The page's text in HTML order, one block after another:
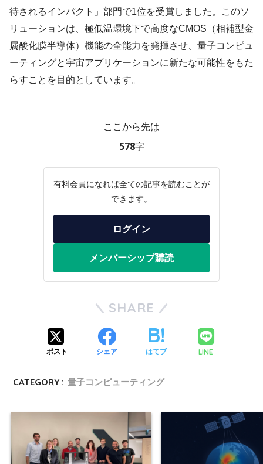
待されるインパクト」部門で1位を受賞しました。このソ
リューションは、極低温環境下で高度なCMOS（相補型金
属酸化膜半導体）機能の全能力を発揮させ、量子コンピュ
ーティングと宇宙アプリケーションに新たな可能性をもた
らすことを目的としています。
ここから先は
578字
有料会員になれば全ての記事を読むことが
できます。
ログイン
メンバーシップ購読
SHARE
ポスト シェア はてブ LINE
CATEGORY : 量子コンピューティング